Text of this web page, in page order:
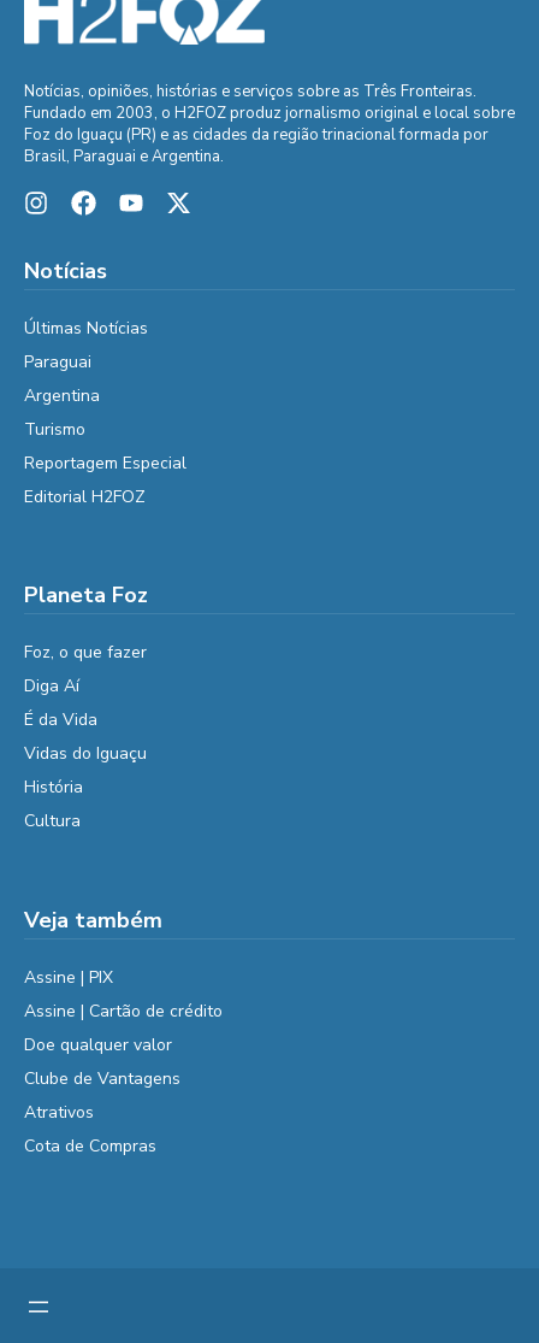
Notícias, opiniões, histórias e serviços sobre as Três Fronteiras.
Fundado em 2003, o H2FOZ produz jornalismo original e local sobre
Foz do Iguaçu (PR) e as cidades da região trinacional formada por
Brasil, Paraguai e Argentina.
Notícias
Últimas Notícias
Paraguai
Argentina
Turismo
Reportagem Especial
Editorial H2FOZ
Planeta Foz
Foz, o que fazer
Diga Aí
É da Vida
Vidas do Iguaçu
História
Cultura
Veja também
Assine | PIX
Assine | Cartão de crédito
Doe qualquer valor
Clube de Vantagens
Atrativos
Cota de Compras